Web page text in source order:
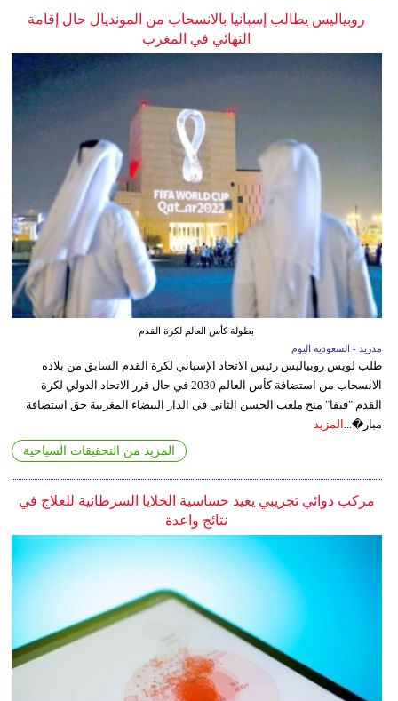
روبياليس يطالب إسبانيا بالانسحاب من المونديال حال إقامة
النهائي في المغرب
بطولة كأس العالم لكرة القدم
مدريد - السعودية اليوم
طلب لويس روبياليس رئيس الاتحاد الإسباني لكرة القدم السابق من بلاده
الانسحاب من استضافة كأس العالم 2030 في حال قرر الاتحاد الدولي لكرة
القدم "فيفا" منح ملعب الحسن الثاني في الدار البيضاء المغربية حق استضافة
مبار�... المزيد
المزيد من التحقيقات السياحية
مركب دوائي تجريبي يعيد حساسية الخلايا السرطانية للعلاج في
نتائج واعدة